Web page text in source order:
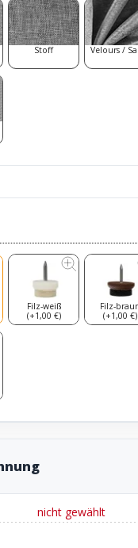
Stoff Velours /
Filz-weiß
(+1,00 €)
Filz-
(+1,00 €)
nicht gewählt